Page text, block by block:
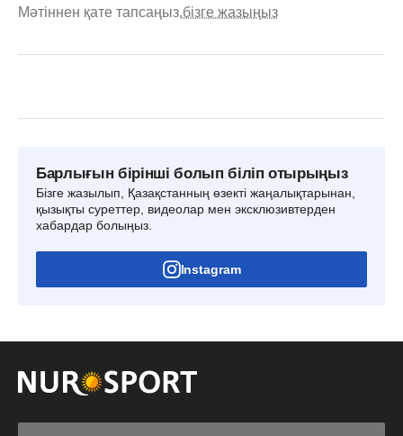
Мәтіннен қате тапсаңыз,бізге жазыңыз
Барлығын бірінші болып біліп отырыңыз
Бізге жазылып, Қазақстанның өзекті жаңалықтарынан,
қызықты суреттер, видеолар мен эксклюзивтерден
хабардар болыңыз.
Instagram